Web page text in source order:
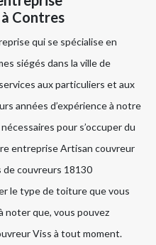
Contres
qui se spécialise en
siégés dans la ville de
aux particuliers et aux
années d’expérience à notre
pour s’occuper du
entreprise Artisan couvreur
de couvreurs 18130
le type de toiture que vous
noter que, vous pouvez
Viss à tout moment.